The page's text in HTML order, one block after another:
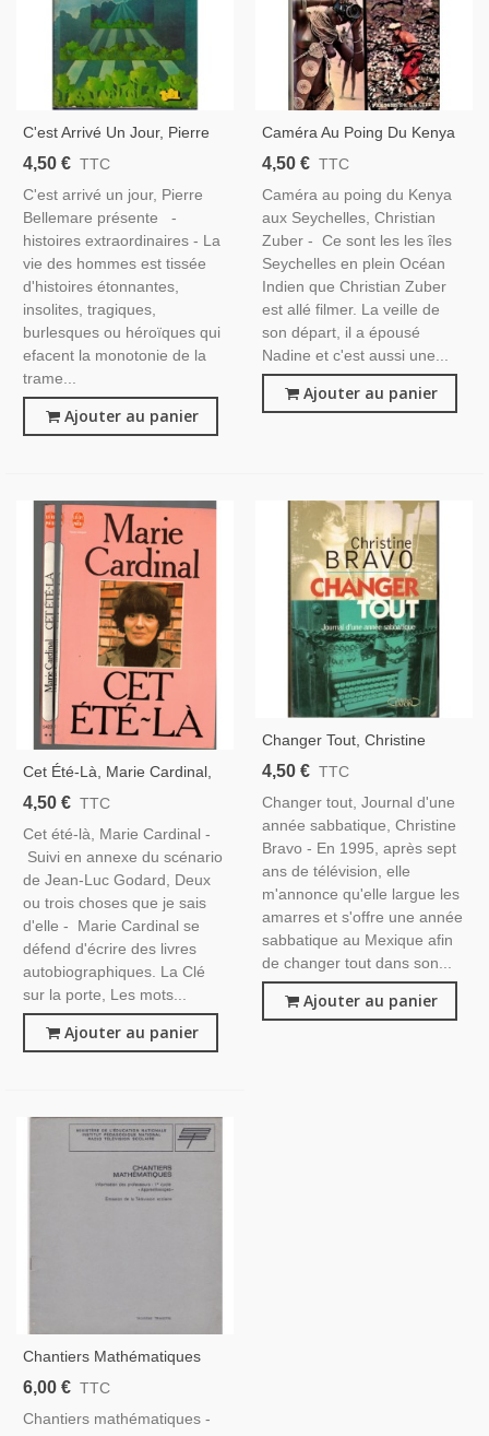
C'est Arrivé Un Jour, Pierre
Bellemare, 1979 - Jean-Paul
Roman Mystères, Histoires
Extraordinaires
4,50 € TTC
C'est arrivé un jour, Pierre
Bellemare présente -
histoires extraordinaires - La
vie des hommes est tissée
d'histoires étonnantes,
insolites, tragiques,
burlesques ou héroïques qui
efacent la monotonie de la
trame...
Ajouter au panier
Caméra Au Poing Du Kenya
Aux Seychelles, Christian
Sauvages, Safari Photos,
Océan Indien, Tourisme,
4,50 € TTC
Caméra au poing du Kenya
aux Seychelles, Christian
Zuber - Ce sont les les îles
Seychelles en plein Océan
Indien que Christian Zuber
est allé filmer. La veille de
son départ, il a épousé
Nadine et c'est aussi une...
Ajouter au panier
Cet Été-Là, Marie Cardinal,
1981 - Cinéma 1960, Jean-
Luc Godard, Robert Bresson,
4,50 € TTC
Cet été-là, Marie Cardinal -
Suivi en annexe du scénario
de Jean-Luc Godard, Deux
ou trois choses que je sais
d'elle - Marie Cardinal se
défend d'écrire des livres
autobiographiques. La Clé
sur la porte, Les mots...
Ajouter au panier
Changer Tout, Christine
Bravo, 2000 - Télévision,
Sabbatique, Biographie
4,50 € TTC
Changer tout, Journal d'une
année sabbatique, Christine
Bravo - En 1995, après sept
ans de télévision, elle
m'annonce qu'elle largue les
amarres et s'offre une année
sabbatique au Mexique afin
de changer tout dans son...
Ajouter au panier
Chantiers Mathématiques
Information Des Professeurs,
1966, Émission Télévision
Scolaire
6,00 € TTC
Chantiers mathématiques -